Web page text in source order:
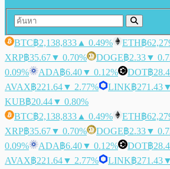
BTC฿2,138,833 ▲ 0.49% ETH฿
XRP฿35.67▼ 0.70% DOGE฿2.33▼
0.09%
ADA฿6.40▼ 0.12% DOT฿
AVAX฿221.64▼ 2.77% LINK฿271.43
KUB฿20.44▼ 0.80%
BTC฿2,138,833 ▲ 0.49% ETH฿
XRP฿35.67▼ 0.70% DOGE฿2.33▼
0.09%
ADA฿6.40▼ 0.12% DOT฿
AVAX฿221.64▼ 2.77% LINK฿271.43